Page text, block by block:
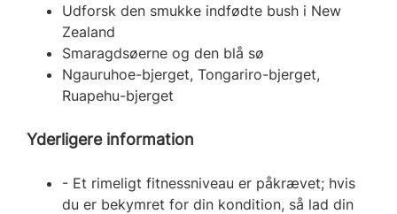
Udforsk den smukke indfødte bush i New
Zealand
Smaragdsøerne og den blå sø
Ngauruhoe-bjerget, Tongariro-bjerget,
Ruapehu-bjerget
Yderligere information
- Et rimeligt fitnessniveau er påkrævet; hvis
du er bekymret for din kondition, så lad din